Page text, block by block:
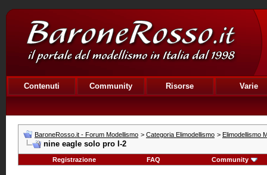
Contenuti Community Risorse Varie
BaroneRosso.it - Forum Modellismo > Categoria Elimodellismo > Elimodellismo
nine eagle solo pro I-2
Registrazione FAQ Community